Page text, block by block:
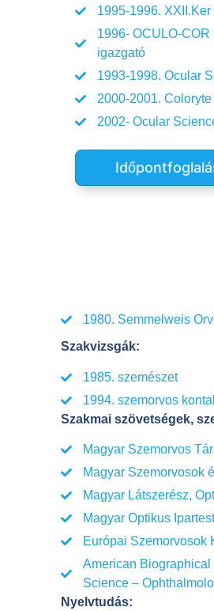
1995-1996.
1996- OCULO-
igazgató
1993-1998. Ocular
2000-2001.
2002- Ocular
1980. Semmelweis
Szakvizsgák:
1985. szemészet
1994. szemorvos
Szakmai szövetségek,
Magyar Szemorvos
Magyar Szemorvosok
Magyar Látszerész,
Magyar Optikus
Európai Szemorvosok
American Biographical
Science –
Nyelvtudás: